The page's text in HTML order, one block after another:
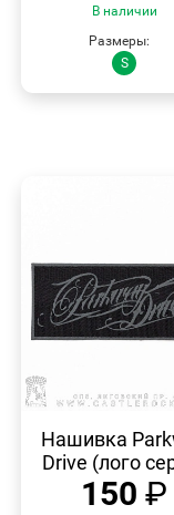
В наличии
Размеры:
S
Нашивка
Drive (лого
150 ₽